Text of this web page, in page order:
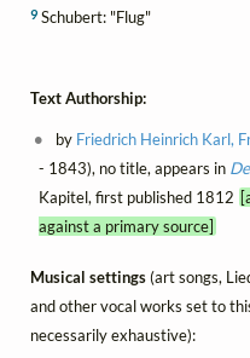
9 Schubert: "Flug"
Text Authorship:
by Friedrich Heinrich Karl,
- 1843), no title, appears in
Kapitel, first published 1812
against a primary source]
Musical settings(art songs,
and other vocal works set to
necessarily exhaustive):